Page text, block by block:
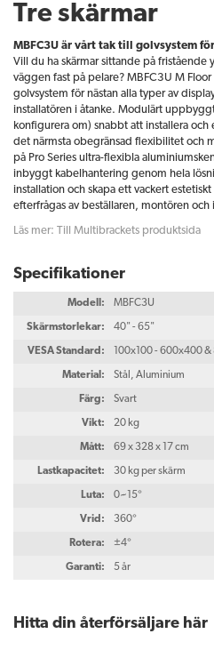
Tre skärmar
MBFC3U är vårt tak till golvsystem
Vill du ha skärmar sittande på fristående
väggen fast på pelare? MBFC3U M
golvsystem för nästan alla typer av
installatören i åtanke. Modulärt
konfigurera om) snabbt att installera
det närmsta obegränsad flexibilitet och
på Pro Series ultra-flexibla
inbyggt kabelhantering genom hela
installation och skapa ett vackert
efterfrågas av beställaren, montören och
Läs mer: Till Multibrackets produktsida
Specifikationer
Modell: MBFC3U
Skärmstorlekar: 40" - 65"
VESA Standard: 100x100 - 600x400
Material: Stål, Aluminium
Färg: Svart
Vikt: 20 kg
Mått: 69 x 328 x 17 cm
Lastkapacitet: 30 kg per skärm
Luta: 0~15°
Vrid: 360°
Rotera: ±4°
Garanti: 5 år
Hitta din återförsäljare här